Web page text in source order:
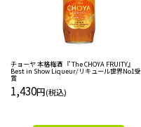
チョーヤ 本格梅酒 『 The CHOYA FRUITY』
Best in Show Liqueur/リキュール世界No1受
賞
1,430円(税込)